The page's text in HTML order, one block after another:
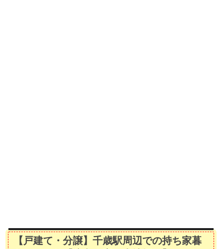
【戸建て・分譲】千歳駅周辺での持ち家暮